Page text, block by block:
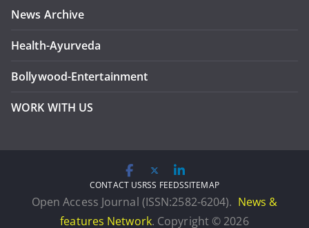
News Archive
Health-Ayurveda
Bollywood-Entertainment
WORK WITH US
CONTACT USRSS FEEDSSITEMAP
Open Access Journal (ISSN:2582-6204). News &
features Network. Copyright © 2026